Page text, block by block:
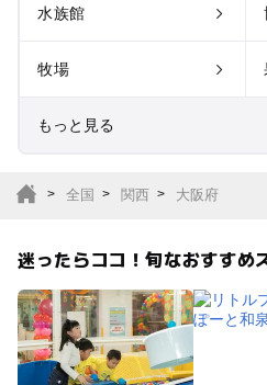
水族館
牧場
もっと見る
サファリパーク
キャンプ場
全国 関西 大阪府
迷ったらココ！旬なおすすめ